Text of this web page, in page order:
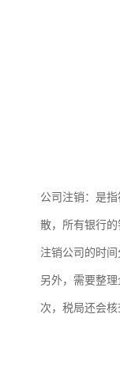
公司注销：是
散，所有银行
注销公司的时
另外，需要整
次，税局还会核